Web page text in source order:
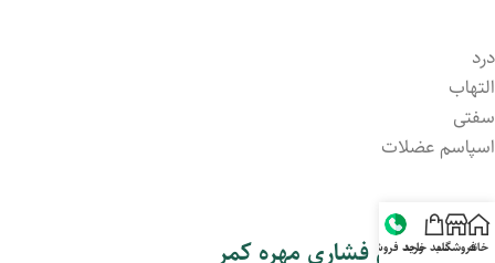
درد
التهاب
سفتی
اسپاسم عضلات
3- شکستگی فشاری مهره کمر
خانهفروشگاهسبد خریدواحد فروش